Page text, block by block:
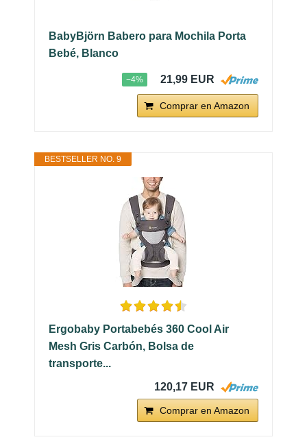
BabyBjörn Babero para Mochila Porta
Bebé, Blanco
−4% 21,99 EUR
Comprar en Amazon
BESTSELLER NO. 9
Ergobaby Portabebés 360 Cool Air
Mesh Gris Carbón, Bolsa de
transporte...
120,17 EUR
Comprar en Amazon